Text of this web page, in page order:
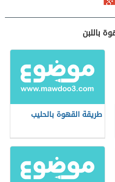
باللبن
طريقة القهوة بالحليب